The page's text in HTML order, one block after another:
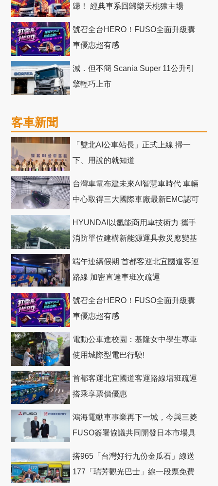
歸！ 經典車系回歸樂天桃猿主場
號召全台HERO！FUSO全面升級購
車優惠超有感
減．但不簡 Scania Super 11公升引
擎輕巧上市
客車新聞
「雙北AI公車站長」正式上線 掃一
下、用說的就知道
台灣車電布建未來AI智慧車時代 車輛
中心取得三大國際車廠最新EMC認可
HYUNDAI以氫能商用車技術力 攜手
消防單位建構新能源運具救災應變基
端午連續假期 首都客運北宜國道客運
路線 加密直達車班次疏運
號召全台HERO！FUSO全面升級購
車優惠超有感
電動公車進校園：基隆女中學生專車
使用城際型電巴行駛!
首都客運北宜國道客運路線增班疏運
搭乘享票價優惠
鴻海電動車事業再下一城，今與三菱
FUSO簽署協議共同開發日本市場具
搭965「台灣好行九份金瓜石」線送
177「瑞芳觀光巴士」線一段票免費